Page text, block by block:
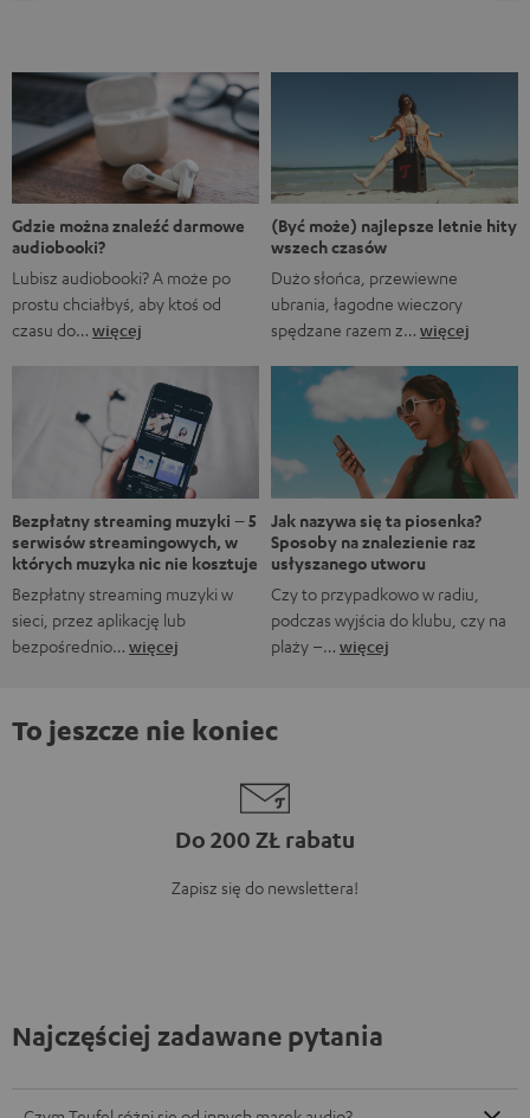
Marvela A gdyby…?, w którym rozgrywane są
alternatywne historie z FUM. Oczywiście fani Marvela
natychmiast rozpoznają, że pierwsze trzy tytuły to filmy
Marvela, podczas gdy ostatnie to tytuły obecnych lub
nadchodzących seriali. […]
Gdzie można znaleźć darmowe
audiobooki?
Lubisz audiobooki? A może po
prostu chciałbyś, aby ktoś od
czasu do… więcej
(Być może) najlepsze letnie hity
wszech czasów
Dużo słońca, przewiewne
ubrania, łagodne wieczory
spędzane razem z… więcej
Bezpłatny streaming muzyki – 5
serwisów streamingowych, w
których muzyka nic nie kosztuje
Bezpłatny streaming muzyki w
sieci, przez aplikację lub
bezpośrednio… więcej
Jak nazywa się ta piosenka?
Sposoby na znalezienie raz
usłyszanego utworu
Czy to przypadkowo w radiu,
podczas wyjścia do klubu, czy na
plaży –… więcej
To jeszcze nie koniec
Do 200 ZŁ rabatu
Zapisz się do newslettera!
Najczęściej zadawane pytania